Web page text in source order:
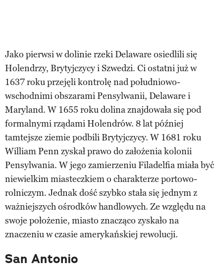
Jako pierwsi w dolinie rzeki Delaware osiedlili się
Holendrzy, Brytyjczycy i Szwedzi. Ci ostatni już w
1637 roku przejęli kontrolę nad południowo-
wschodnimi obszarami Pensylwanii, Delaware i
Maryland. W 1655 roku dolina znajdowała się pod
formalnymi rządami Holendrów. 8 lat później
tamtejsze ziemie podbili Brytyjczycy. W 1681 roku
William Penn zyskał prawo do założenia kolonii
Pensylwania. W jego zamierzeniu Filadelfia miała być
niewielkim miasteczkiem o charakterze portowo-
rolniczym. Jednak dość szybko stała się jednym z
ważniejszych ośrodków handlowych. Ze względu na
swoje położenie, miasto znacząco zyskało na
znaczeniu w czasie amerykańskiej rewolucji.
San Antonio